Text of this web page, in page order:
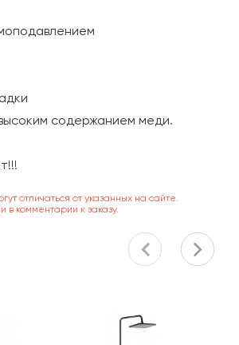
содержанием меди.
отличаться от указанных на сайте.
комментарии к заказу.